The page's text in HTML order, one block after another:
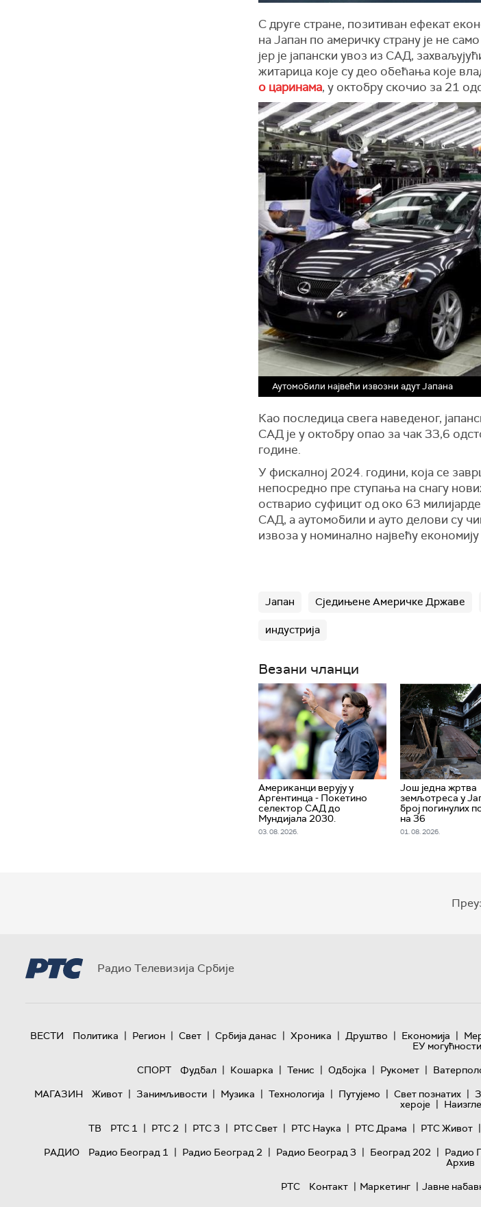
С друге стране, позитиван ефекат
на Јапан по америчку страну је не
јер је јапански увоз из САД,
житарица које су део обећања које
о царинама, у октобру скочио за 21
Аутомобили највећи извозни адут Јапана
Као последица свега наведеног,
САД је у октобру опао за чак 33,6
године.
У фискалној 2024. години, која се
непосредно пре ступања на снагу
остварио суфицит од око 63
САД, а аутомобили и ауто делови су
извоза у номинално највећу економију
Јапан Сједињене Америчке Државе
индустрија
Везани чланци
Американци верују у
Аргентинца - Покетино
селектор САД до
Мундијала 2030.
03. 08. 2026.
Још једна жртва
земљотреса у
број погинулих
на 36
01. 08. 2026.
Радио Телевизија Србије
ВЕСТИ Политика | Регион | Свет | Србија данас | Хроника | Друштво | Економија |
ЕУ
СПОРТ
Фудбал | Кошарка | Тенис | Одбојка | Рукомет |
МАГАЗИН
Живот | Занимљивости | Музика | Технологијa | Путујемо | Свет познатих |
хероје |
ТВ
РТС 1 | РТС 2 | РТС 3 | РТС Свет | РТС Наука | РТС Драма | РТС Живот |
РАДИО
Радио Београд 1 | Радио Београд 2 | Радио Београд 3 | Београд 202 | Радио
Архив
РТС
Контакт | Маркетинг | Јавне